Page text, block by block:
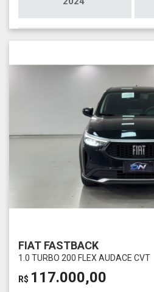
FIAT FASTBACK
1.0 TURBO 200 FLEX AUDACE CVT
R$ 117.000,00